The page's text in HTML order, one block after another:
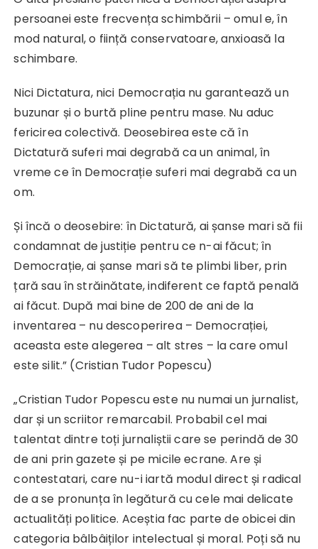
persoanei este frecvența schimbării – omul e, în
mod natural, o ființă conservatoare, anxioasă la
schimbare.
Nici Dictatura, nici Democrația nu garantează un
buzunar și o burtă pline pentru mase. Nu aduc
fericirea colectivă. Deosebirea este că în
Dictatură suferi mai degrabă ca un animal, în
vreme ce în Democrație suferi mai degrabă ca un
om.
Și încă o deosebire: în Dictatură, ai șanse mari să fii
condamnat de justiție pentru ce n-ai făcut; în
Democrație, ai șanse mari să te plimbi liber, prin
țară sau în străinătate, indiferent ce faptă penală
ai făcut. După mai bine de 200 de ani de la
inventarea – nu descoperirea – Democrației,
aceasta este alegerea – alt stres – la care omul
este silit.” (Cristian Tudor Popescu)
„Cristian Tudor Popescu este nu numai un jurnalist,
dar și un scriitor remarcabil. Probabil cel mai
talentat dintre toți jurnaliștii care se perindă de 30
de ani prin gazete și pe micile ecrane. Are și
contestatari, care nu-i iartă modul direct și radical
de a se pronunța în legătură cu cele mai delicate
actualități politice. Aceștia fac parte de obicei din
categoria bâlbâiților intelectual și moral. Poți să nu